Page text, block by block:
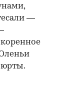
—
юрты.